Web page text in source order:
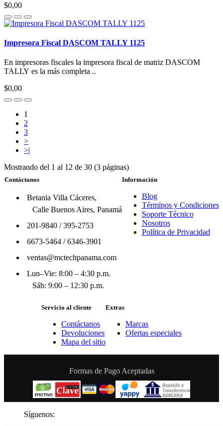
$0,00
Impresora Fiscal DASCOM TALLY 1125
En impresoras fiscales la impresora fiscal de matriz DASCOM
TALLY es la más completa ..
$0,00
1
2
3
>
>|
Mostrando del 1 al 12 de 30 (3 páginas)
Contáctanos
Betania Villa Cáceres,
Calle Buenos Aires, Panamá
201-9840/395-2753
6673-5464/6346-3901
ventas@mctechpanama.com
Lun–Vie: 8:00 – 4:30 p.m.
Sáb: 9:00 – 12:30 p.m.
Información
Blog
Términos y Condiciones
Soporte Técnico
Nosotros
Política de Privacidad
Servicio al cliente
Contáctanos
Devoluciones
Mapa del sitio
Extras
Marcas
Ofertas especiales
Formas de Pago Aceptadas
Síguenos: